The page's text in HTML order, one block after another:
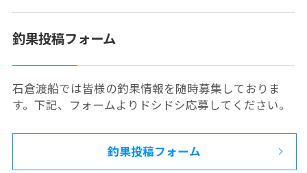
釣果投稿フォーム
石倉渡船では皆様の釣果情報を随時募集しておりま
す。下記、フォームよりドシドシ応募してください。
釣果投稿フォーム